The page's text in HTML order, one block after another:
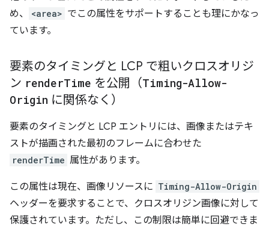
め、
<area> でこの属性をサポートすることも理にかなっ
ています。
要素のタイミングと LCP で粗いクロスオリジ
ン renderTime を公開（Timing-Allow-
Origin に関係なく）
要素のタイミングと LCP エントリには、画像またはテキ
ストが描画された最初のフレームに合わせた
renderTime 属性があります。
この属性は現在、画像リソースに Timing-Allow-Origin
ヘッダーを要求することで、クロスオリジン画像に対して
保護されています。ただし、この制限は簡単に回避できま